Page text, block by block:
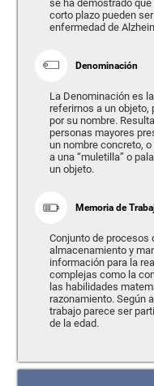
se ha demostrado
corto plazo pueden
enfermedad de
Denominación
La Denominación es
referirnos a un objeto,
por su nombre.
personas mayores
un nombre concreto,
a una “muletilla” o
un objeto.
Memoria de
Conjunto de procesos
almacenamiento y
información para la
complejas como la
las habilidades
razonamiento. Según
trabajo parece ser
de la edad.